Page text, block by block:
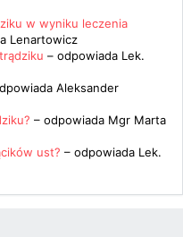
w wyniku leczenia
Lenartowicz
– odpowiada Lek.
Aleksander
– odpowiada Mgr Marta
ust? – odpowiada Lek.